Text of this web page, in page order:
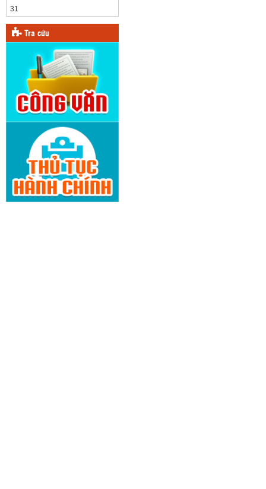
31
Tra cứu